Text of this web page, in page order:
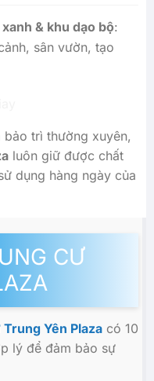
& khu dạo bộ:
sân vườn, tạo
trì thường xuyên,
luôn giữ được chất
dụng hàng ngày của
CƯ
Yên Plaza có 10
lý để đảm bảo sự